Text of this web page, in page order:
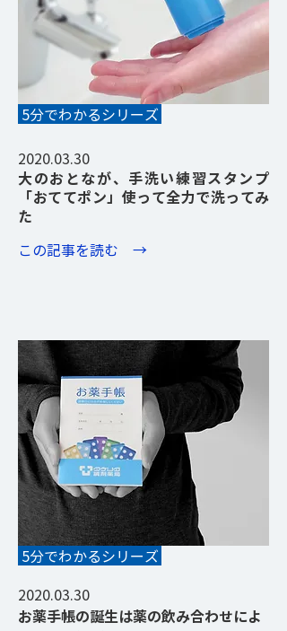
5分でわかるシリーズ
2020.03.30
大のおとなが、 手洗い練習スタンプ
「おててポン」使って全力で洗ってみ
た
​この記事を読む →
5分でわかるシリーズ
2020.03.30
お薬手帳の誕生は薬の飲み合わせによ
NEW